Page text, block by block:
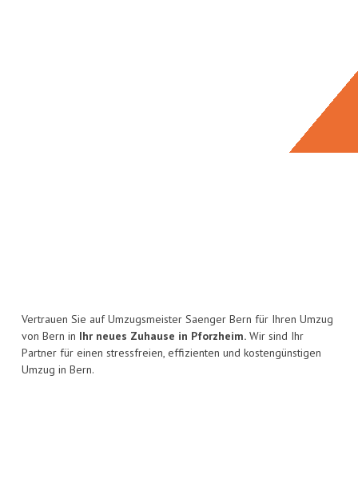
Vertrauen Sie auf Umzugsmeister Saenger Bern für Ihren Umzug
von Bern in Ihr neues Zuhause in Pforzheim. Wir sind Ihr
Partner für einen stressfreien, effizienten und kostengünstigen
Umzug in Bern.